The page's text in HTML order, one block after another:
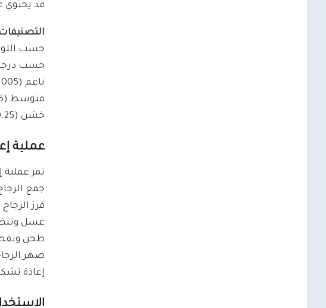
قد
حسب
حسب
ناعم (0.005-0.05 مم)
متوسط (0.05-0.25 مم)
خشن (0.25-1 مم)
عملية
تمر عملية
جمع
فرز
غسل
طحن
صهر
إعادة